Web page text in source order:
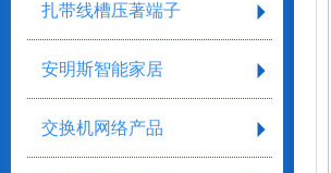
扎带线槽压著端子
安明斯智能家居
交换机网络产品